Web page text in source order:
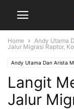
Home Andy Utama
Jalur Migrasi Raptor,
Andy Utama Dan Arista
Langit
Jalur